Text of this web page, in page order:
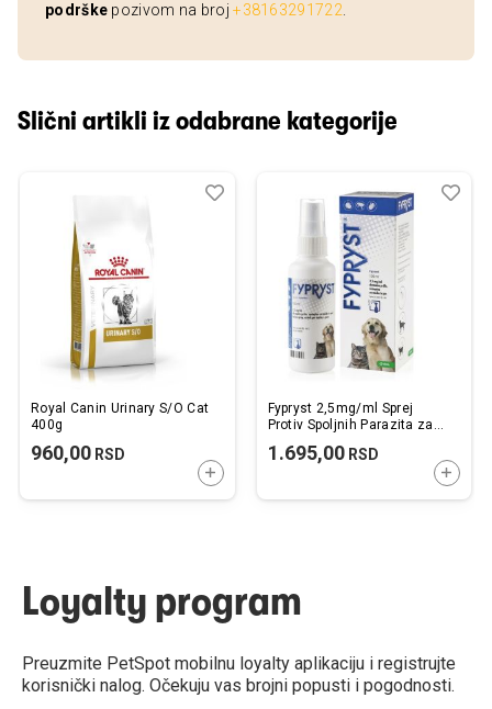
podrške pozivom na broj+38163291722
Slični artikli iz odabrane kategorije
Royal Canin Urinary S/O Cat
400g
960,00 RSD
DODAJTE U KORPU
Dodaj
Uporedi
Fypryst 2,5mg/ml Sprej
Protiv Spoljnih Parazita za
1.695,00RSD
Loyalty program
Preuzmite PetSpot mobilnu loyalty aplikaciju i registrujte
korisnički nalog. Očekuju vas brojni popusti i pogodnosti.